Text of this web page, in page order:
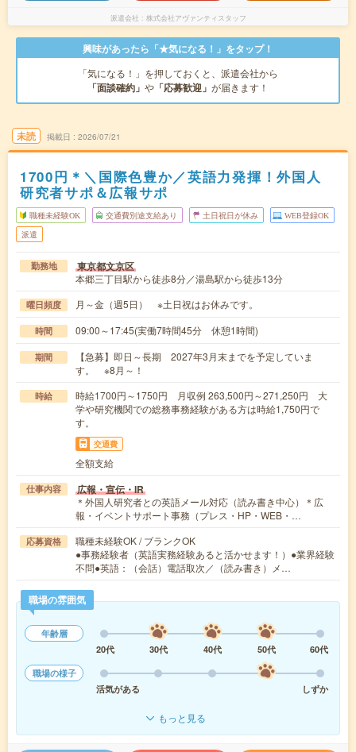
派遣会社 株式会社アヴァンティスタッフ
興味があったら「★気になる！」をタップ！
「気になる！」を押しておくと、派遣会社から
「面談確約」 や 「応募歓迎」 が届きます！
未読 掲載日 2026/07/21
1700円＊＼国際色豊か／英語力発揮！外国人
研究者サポ＆広報サポ
職種未経験OK 交通費別途支給あり 土日祝日が休み WEB登録OK
派遣
勤務地 東京都文京区
本郷三丁目駅から徒歩8分／湯島駅から徒歩13分
曜日頻度 月～金（週5日） ※土日祝はお休みです。
時間 09:00～17:45(実働7時間45分 休憩1時間)
期間
【急募】即日～長期 2027年3月末までを予定していま
す。 ※8月～！
時給
時給1700円～1750円 月収例 263,500円～271,250円 大
学や研究機関での総務事務経験がある方は時給1,750円で
す。
交通費
全額支給
仕事内容 広報・宣伝・IR
＊外国人研究者との英語メール対応（読み書き中心）＊広
報・イベントサポート事務（プレス・HP・WEB・…
応募資格
職種未経験OK / ブランクOK
●事務経験者（英語実務経験あると活かせます！）●業界経験
不問●英語：（会話）電話取次／（読み書き）メ…
職場の雰囲気
年齢層
20代
30代 40代 50代
60代
職場の様子
活気がある
しずか
もっと見る